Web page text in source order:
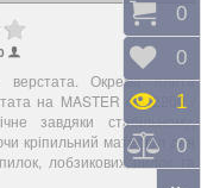
верстата. Окрема плита
на MASTER cut 2200 /
завдяки стабільному,
кріпильний матеріал для
лобзикових пилок та
0
0
1
0